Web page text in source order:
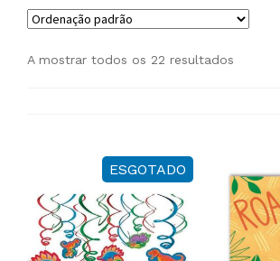
A mostrar todos os 22 resultados
ESGOTADO